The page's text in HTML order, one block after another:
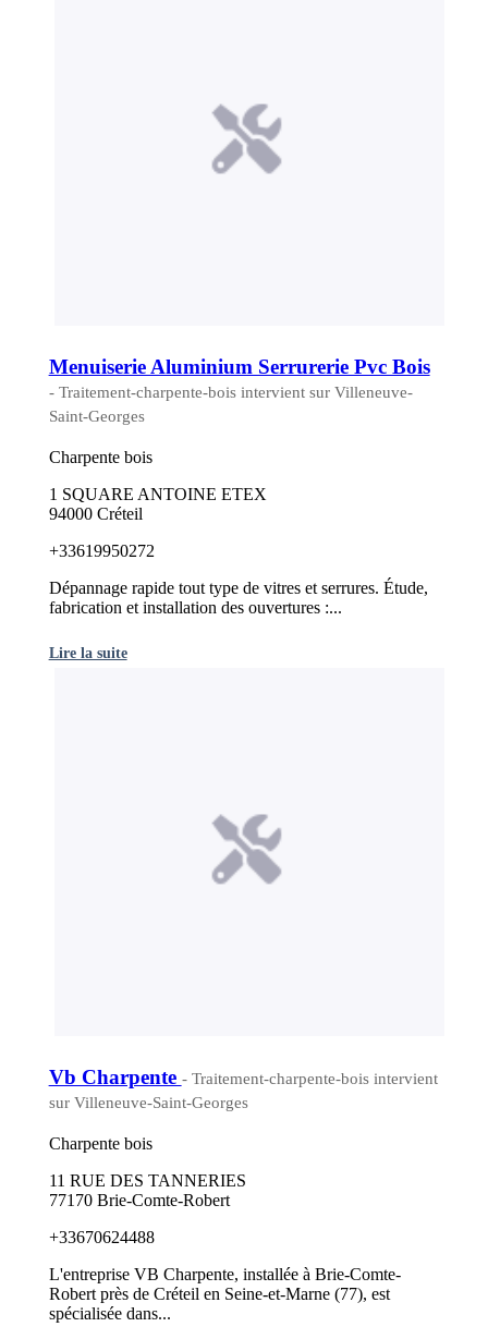
Menuiserie Aluminium Serrurerie Pvc Bois
- Traitement-charpente-bois intervient sur Villeneuve-
Saint-Georges
Charpente bois
1 SQUARE ANTOINE ETEX
94000 Créteil
+33619950272
Dépannage rapide tout type de vitres et serrures. Étude,
fabrication et installation des ouvertures :...
Lire la suite
Vb Charpente - Traitement-charpente-bois intervient
sur Villeneuve-Saint-Georges
Charpente bois
11 RUE DES TANNERIES
77170 Brie-Comte-Robert
+33670624488
L'entreprise VB Charpente, installée à Brie-Comte-
Robert près de Créteil en Seine-et-Marne (77), est
spécialisée dans...